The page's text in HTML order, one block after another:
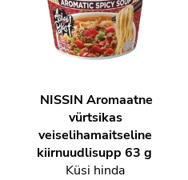
NISSIN Aromaatne
vürtsikas
veiselihamaitseline
kiirnuudlisupp 63 g
Küsi hinda